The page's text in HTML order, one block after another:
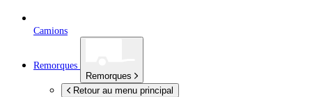
Camions
Remorques
Remorques
Retour au menu principal